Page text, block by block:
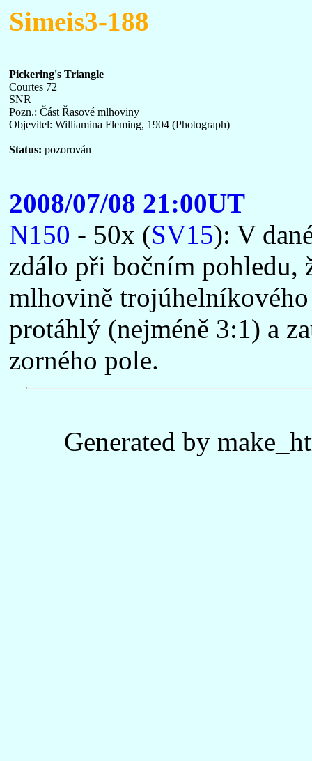
Simeis3-188
Pickering's Triangle
Courtes 72
SNR
Pozn.: Část Řasové mlhoviny
Objevitel: Williamina Fleming, 1904 (Photograph)
Status: pozorován
2008/07/08 21:00UT
N150 - 50x (SV15): V
zdálo při bočním pohledu,
mlhovině
protáhlý (nejméně 3:1) a
zorného pole.
Generated by